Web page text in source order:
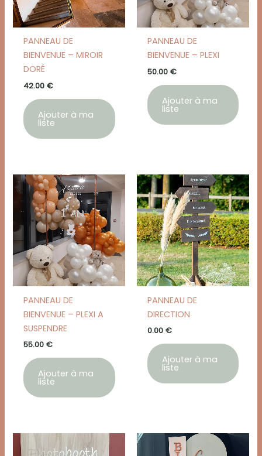
PANNEAU DE
BIENVENUE – MIROIR
DORÉ
42.00 €
Ajouter à ma
liste
PANNEAU DE
BIENVENUE – PLEXI
50.00 €
Ajouter à ma
liste
PANNEAU DE
BIENVENUE – PLEXI A
SUSPENDRE
55.00 €
Ajouter à ma
liste
PANNEAU DE
DIRECTION
0.00 €
Ajouter à ma
liste